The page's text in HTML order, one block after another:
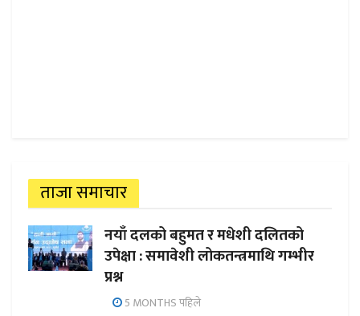
ताजा समाचार
नयाँ दलको बहुमत र मधेशी दलितको
उपेक्षा : समावेशी लोकतन्त्रमाथि गम्भीर
प्रश्न
5 MONTHS पहिले